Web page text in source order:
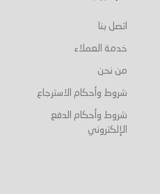
اتصل بنا
خدمة العملاء
من نحن
شروط وأحكام الاسترجاع
شروط وأحكام الدفع
الإلكتروني